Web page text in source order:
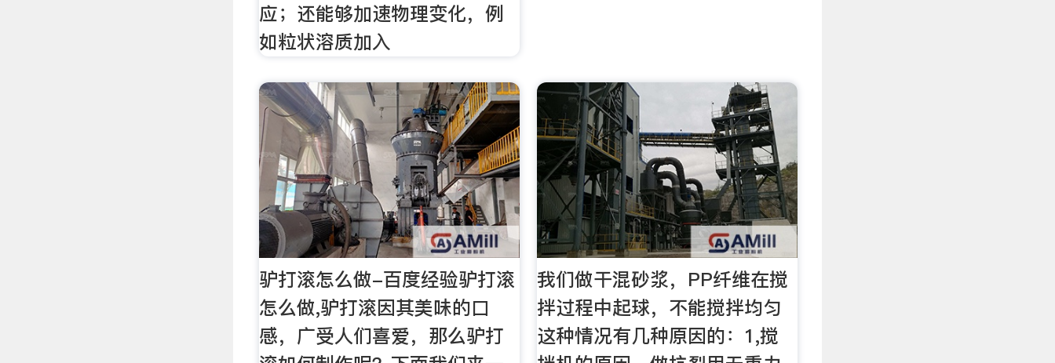
应；还能够加速物理变化，例
如粒状溶质加入
驴打滚怎么做-百度经验驴打滚
怎么做,驴打滚因其美味的口
感，广受人们喜爱，那么驴打
我们做干混砂浆，PP纤维在搅
拌过程中起球，不能搅拌均匀
这种情况有几种原因的：1,搅